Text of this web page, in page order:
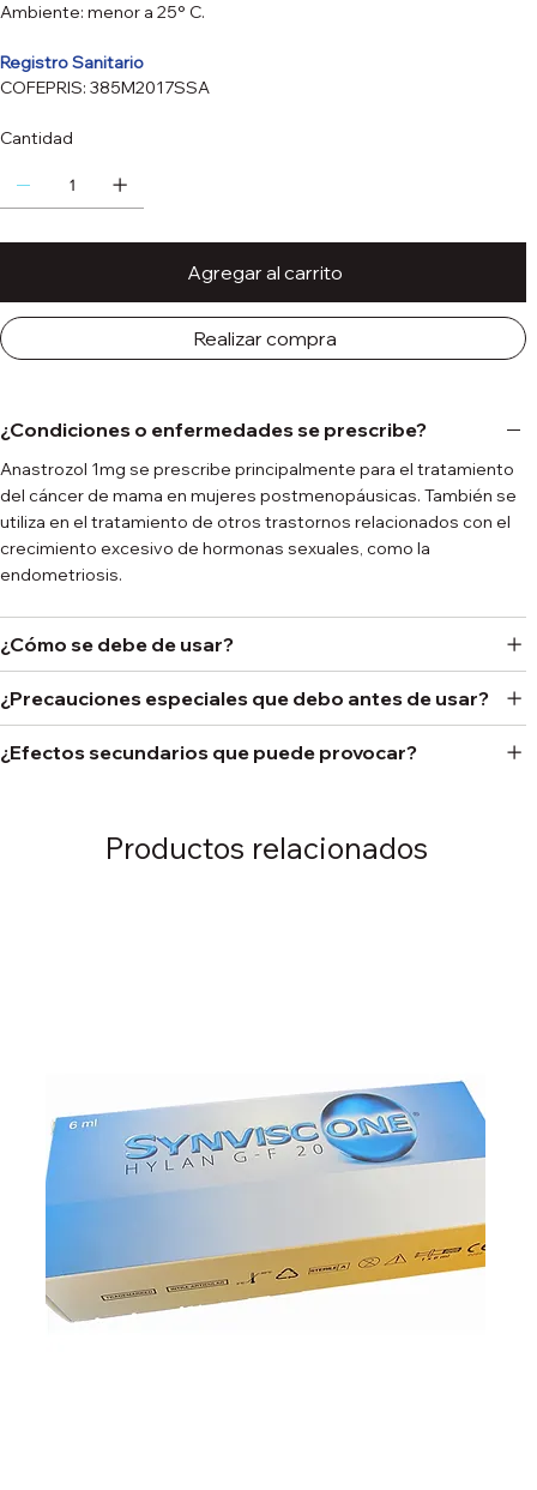
Ambiente: menor a 25° C.
Registro Sanitario
COFEPRIS: 385M2017SSA
Cantidad
Agregar al carrito
Realizar compra
¿Condiciones o enfermedades se prescribe?
Anastrozol 1mg se prescribe principalmente para el tratamiento
del cáncer de mama en mujeres postmenopáusicas. También se
utiliza en el tratamiento de otros trastornos relacionados con el
crecimiento excesivo de hormonas sexuales, como la
endometriosis.
¿Cómo se debe de usar?
¿Precauciones especiales que debo antes de usar?
¿Efectos secundarios que puede provocar?
Productos relacionados